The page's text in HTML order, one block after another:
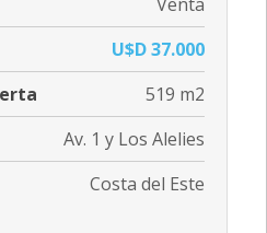
U$D 37.000
519 m2
Av. 1 y Los Alelies
Costa del Este